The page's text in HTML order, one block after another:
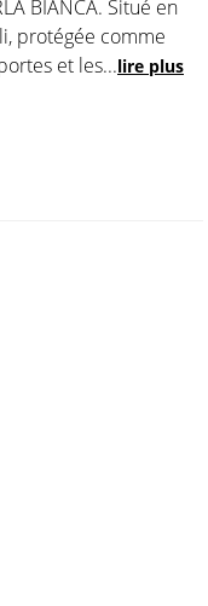
BIANCA. Situé en
protégée comme
et les...lire plus